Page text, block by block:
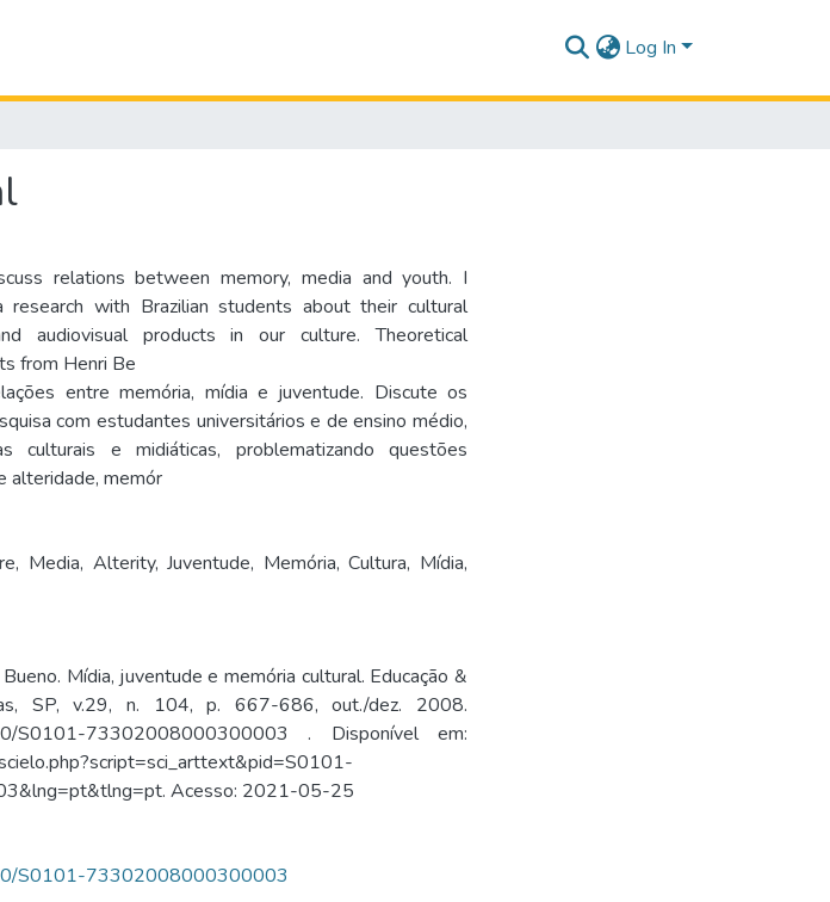
Log In
relations between memory, media and youth. I
with Brazilian students about their cultural
audiovisual products in our culture. Theoretical
from Henri Be
entre memória, mídia e juventude. Discute os
com estudantes universitários e de ensino médio,
culturais e midiáticas, problematizando questões
alteridade, memór
, Media, Alterity,Juventude, Memória,Cultura, Mídia,
Mídia, juventude e memória cultural. Educação &
SP, v.29, n. 104, p. 667-686, out./dez. 2008.
S0101-73302008000300003 . Disponível em:
Acesso: 2021-05-25
S0101-73302008000300003